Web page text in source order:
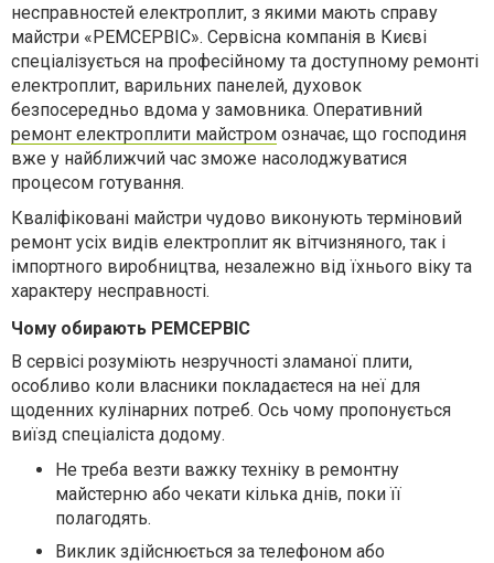
несправностей електроплит, з якими мають справу
майстри «РЕМСЕРВІС». Сервісна компанія в Києві
спеціалізується на професійному та доступному ремонті
електроплит, варильних панелей, духовок
безпосередньо вдома у замовника. Оперативний
ремонт електроплити майстром означає, що господиня
вже у найближчий час зможе насолоджуватися
процесом готування.
Кваліфіковані майстри чудово виконують терміновий
ремонт усіх видів електроплит як вітчизняного, так і
імпортного виробництва, незалежно від їхнього віку та
характеру несправності.
Чому обирають РЕМСЕРВІС
В сервісі розуміють незручності зламаної плити,
особливо коли власники покладаєтеся на неї для
щоденних кулінарних потреб. Ось чому пропонується
виїзд спеціаліста додому.
Не треба везти важку техніку в ремонтну
майстерню або чекати кілька днів, поки її
полагодять.
Виклик здійснюється за телефоном або